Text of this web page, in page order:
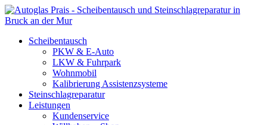
Scheibentausch
PKW & E-Auto
LKW & Fuhrpark
Wohnmobil
Kalibrierung Assistenzsysteme
Steinschlagreparatur
Leistungen
Kundenservice